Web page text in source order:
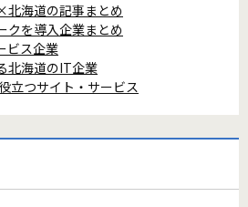
海道の記事まとめ
クを導入企業まとめ
ビス企業
北海道のIT企業
立つサイト・サービス